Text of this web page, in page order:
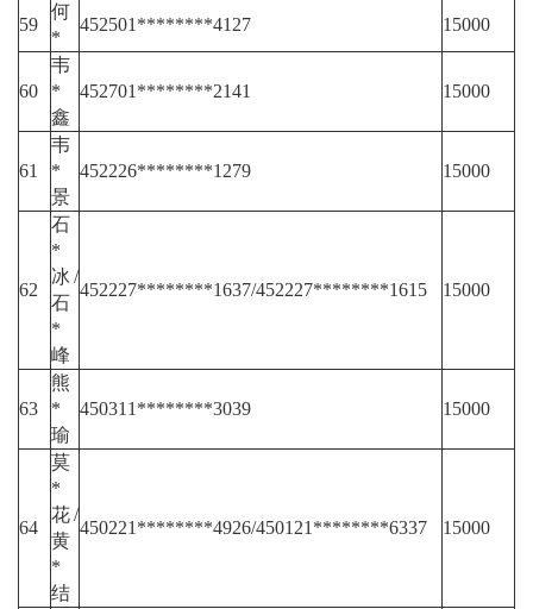
59
何
*
452501********4127 15000
60
韦
*
鑫
452701********2141 15000
61
韦
*
景
452226********1279 15000
62
石
*
冰/
石
*
峰
452227********1637/452227********1615 15000
63
熊
*
瑜
450311********3039 15000
64
莫
*
花/
黄
*
结
450221********4926/450121********6337 15000